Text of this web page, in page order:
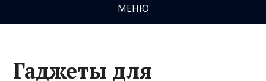
МЕНЮ
Гаджеты для